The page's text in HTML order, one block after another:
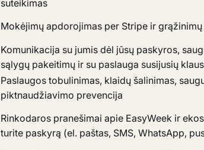
suteikimas
Mokėjimų apdorojimas per Stripe ir
Komunikacija su jumis dėl jūsų paskyros,
sąlygų pakeitimų ir su paslauga susijusių
Paslaugos tobulinimas, klaidų šalinimas,
piktnaudžiavimo prevencija
Rinkodaros pranešimai apie EasyWeek ir
turite paskyrą (el. paštas, SMS, WhatsApp,